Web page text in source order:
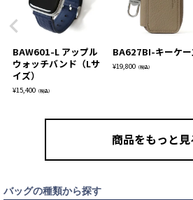
BAW601-L アップル
ウォッチバンド（Lサ
イズ）
¥15,400 （税込）
BA627BI-キーケー
¥19,800 （税込）
商品をもっと見
バッグの種類から探す